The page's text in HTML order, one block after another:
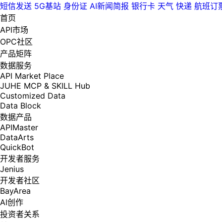
短信发送 5G基站 身份证 AI新闻简报 银行卡 天气 快递 航班订
首页
API市场
OPC社区
产品矩阵
数据服务
API Market Place
JUHE MCP & SKILL Hub
Customized Data
Data Block
数据产品
APIMaster
DataArts
QuickBot
开发者服务
Jenius
开发者社区
BayArea
AI创作
投资者关系